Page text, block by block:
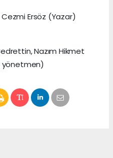
Ersöz (Yazar)
Nazım Hikmet
yönetmen)